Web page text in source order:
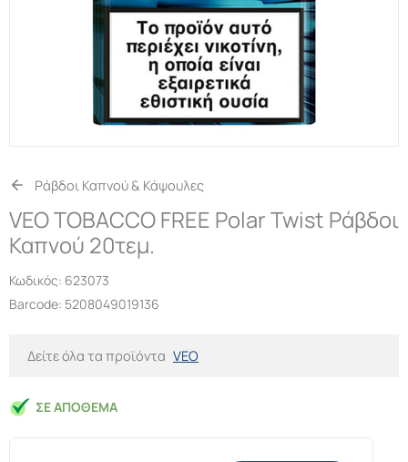
Ράβδοι Καπνού & Κάψουλες
VEO TOBACCO FREE Polar Twist Ράβδοι
Καπνού 20τεμ.
Κωδικός: 623073
Barcode: 5208049019136
Δείτε όλα τα προϊόντα VEO
ΣΕ ΑΠΌΘΕΜΑ